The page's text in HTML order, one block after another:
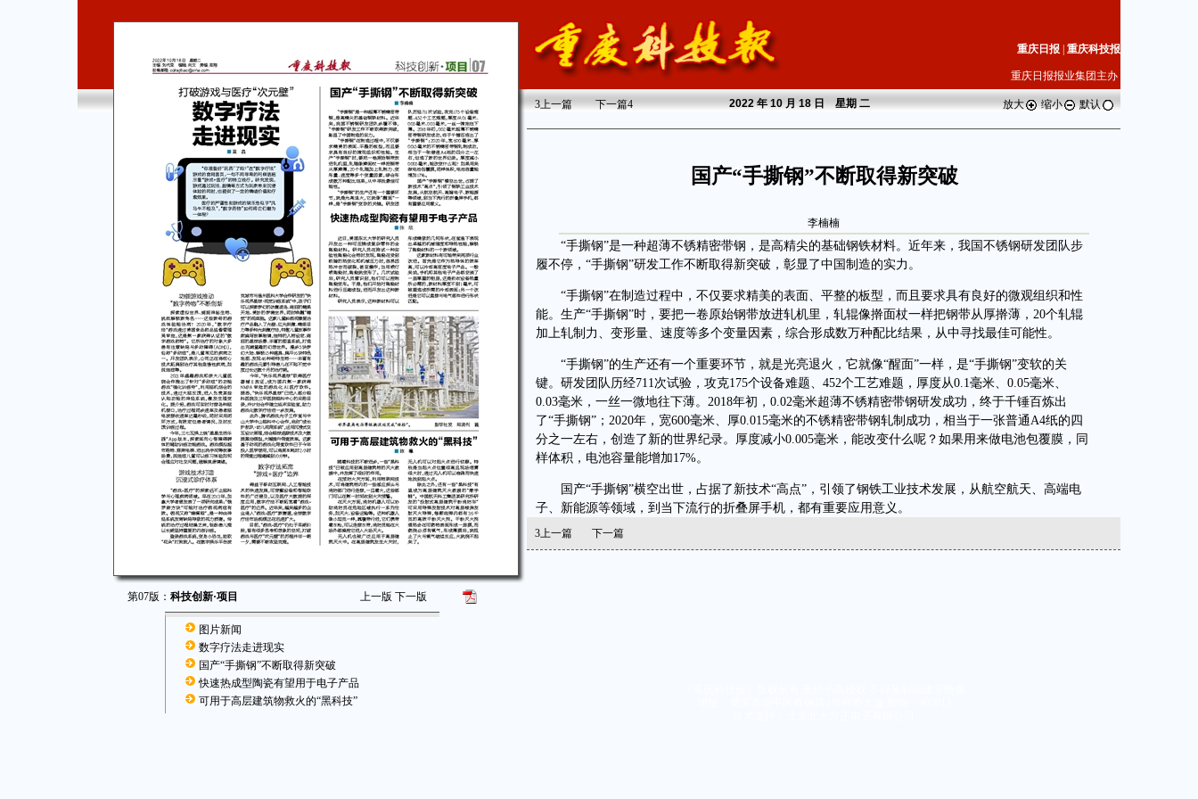
第07版： 科技创新·项目 上一版 下一版
图片新闻
数字疗法走进现实
国产“手撕钢”不断取得新突破
快速热成型陶瓷有望用于电子产品
可用于高层建筑物救火的“黑科技”
重庆日报 重庆科技报
重庆日报报业集团主办
3上一篇 下一篇4 2022年 10 月 18 日 星期二 放大 缩小 默认
国产“手撕钢”不断取得新突破
李楠楠
“手撕钢”是一种超薄不锈精密带钢，是高精尖的基础钢铁材料。近年来，我国不锈钢研发团队步
履不停，“手撕钢”研发工作不断取得新突破，彰显了中国制造的实力。
“手撕钢”在制造过程中，不仅要求精美的表面、平整的板型，而且要求具有良好的微观组织和性
能。生产“手撕钢”时，要把一卷原始钢带放进轧机里，轧辊像擀面杖一样把钢带从厚擀薄，20个轧辊
加上轧制力、变形量、速度等多个变量因素，综合形成数万种配比结果，从中寻找最佳可能性。
“手撕钢”的生产还有一个重要环节，就是光亮退火，它就像“醒面”一样，是“手撕钢”变软的关
键。研发团队历经711次试验，攻克175个设备难题、452个工艺难题，厚度从0.1毫米、0.05毫米、
0.03毫米，一丝一微地往下薄。2018年初，0.02毫米超薄不锈精密带钢研发成功，终于千锤百炼出
了“手撕钢”；2020年，宽600毫米、厚0.015毫米的不锈精密带钢轧制成功，相当于一张普通A4纸的四
分之一左右，创造了新的世界纪录。厚度减小0.005毫米，能改变什么呢？如果用来做电池包覆膜，同
样体积，电池容量能增加17%。
国产“手撕钢”横空出世，占据了新技术“高点”，引领了钢铁工业技术发展，从航空航天、高端电
子、新能源等领域，到当下流行的折叠屏手机，都有重要应用意义。
3上一篇 下一篇